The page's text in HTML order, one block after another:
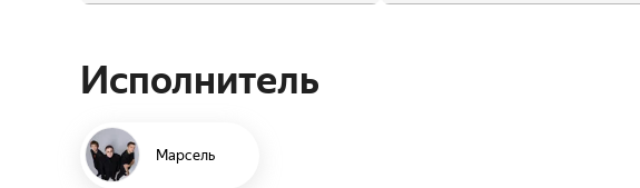
Исполнитель
Марсель